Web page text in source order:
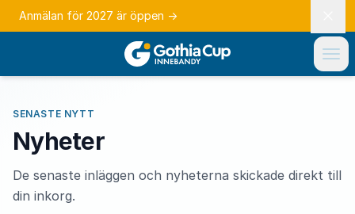
Anmälan för 2027 är öppen →
SENASTE NYTT
Nyheter
De senaste inläggen och nyheterna skickade direkt till
din inkorg.